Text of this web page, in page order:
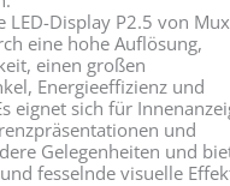
LED-Display P2.5 von
eine hohe Auflösung,
einen großen
Energieeffizienz und
eignet sich für
und
Gelegenheiten und
fesselnde visuelle